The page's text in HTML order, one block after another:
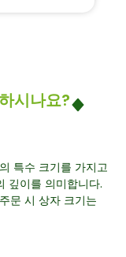
시나요?
특수 크기를 가지고
깊이를 의미합니다.
문 시 상자 크기는